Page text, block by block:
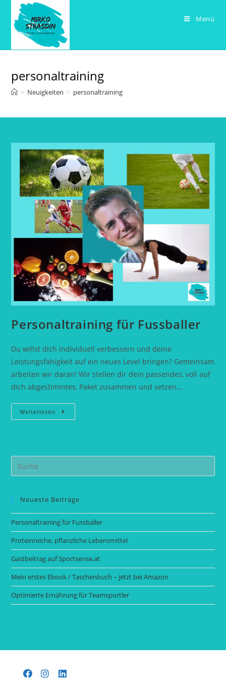
Inhalt
springen
Menü
personaltraining
> Neuigkeiten > personaltraining
Personaltraining für Fussballer
Du willst dich individuell verbessern und deine
Leistungsfähigkeit auf ein neues Level bringen? Gemeinsam
arbeiten wir daran! Wir stellen dir dein passendes, voll auf
dich abgestimmtes, Paket zusammen und setzen…
Weiterlesen Personaltraining
Für
Search
this
Neueste Beiträge
Personaltraining für Fussballer
Proteinreiche, pflanzliche Lebensmittel
Gastbeitrag auf Sportsense.at
Mein erstes Ebook / Taschenbuch – jetzt bei Amazon
Optimierte Ernährung für Teamsportler